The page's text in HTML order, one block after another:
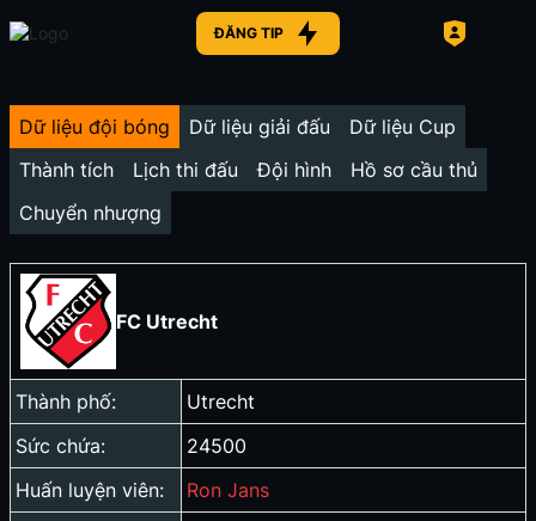
ĐĂNG TIP
Dữ liệu đội bóng Dữ liệu giải đấu
Dữ liệu Cup
Thành tích
Lịch thi đấu Đội hình
Hồ sơ cầu thủ
Chuyển nhượng
FC Utrecht
Thành phố:
Utrecht
Sức chứa:
24500
Huấn luyện viên:
Ron Jans